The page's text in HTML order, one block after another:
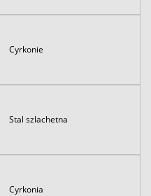
Cyrkonie
Stal szlachetna
Cyrkonia